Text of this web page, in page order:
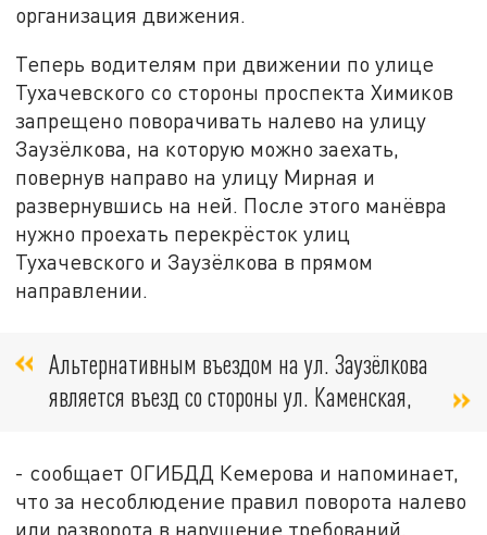
организация движения.
Теперь водителям при движении по улице
Тухачевского со стороны проспекта Химиков
запрещено поворачивать налево на улицу
Заузёлкова, на которую можно заехать,
повернув направо на улицу Мирная и
развернувшись на ней. После этого манёвра
нужно проехать перекрёсток улиц
Тухачевского и Заузёлкова в прямом
направлении.
Альтернативным въездом на ул. Заузёлкова
является въезд со стороны ул. Каменская,
- сообщает ОГИБДД Кемерова и напоминает,
что за несоблюдение правил поворота налево
или разворота в нарушение требований,